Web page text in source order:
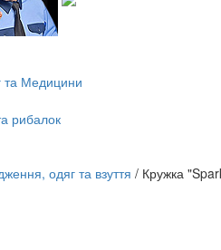
та Медицини
рибалок
одяг та взуття / Кружка